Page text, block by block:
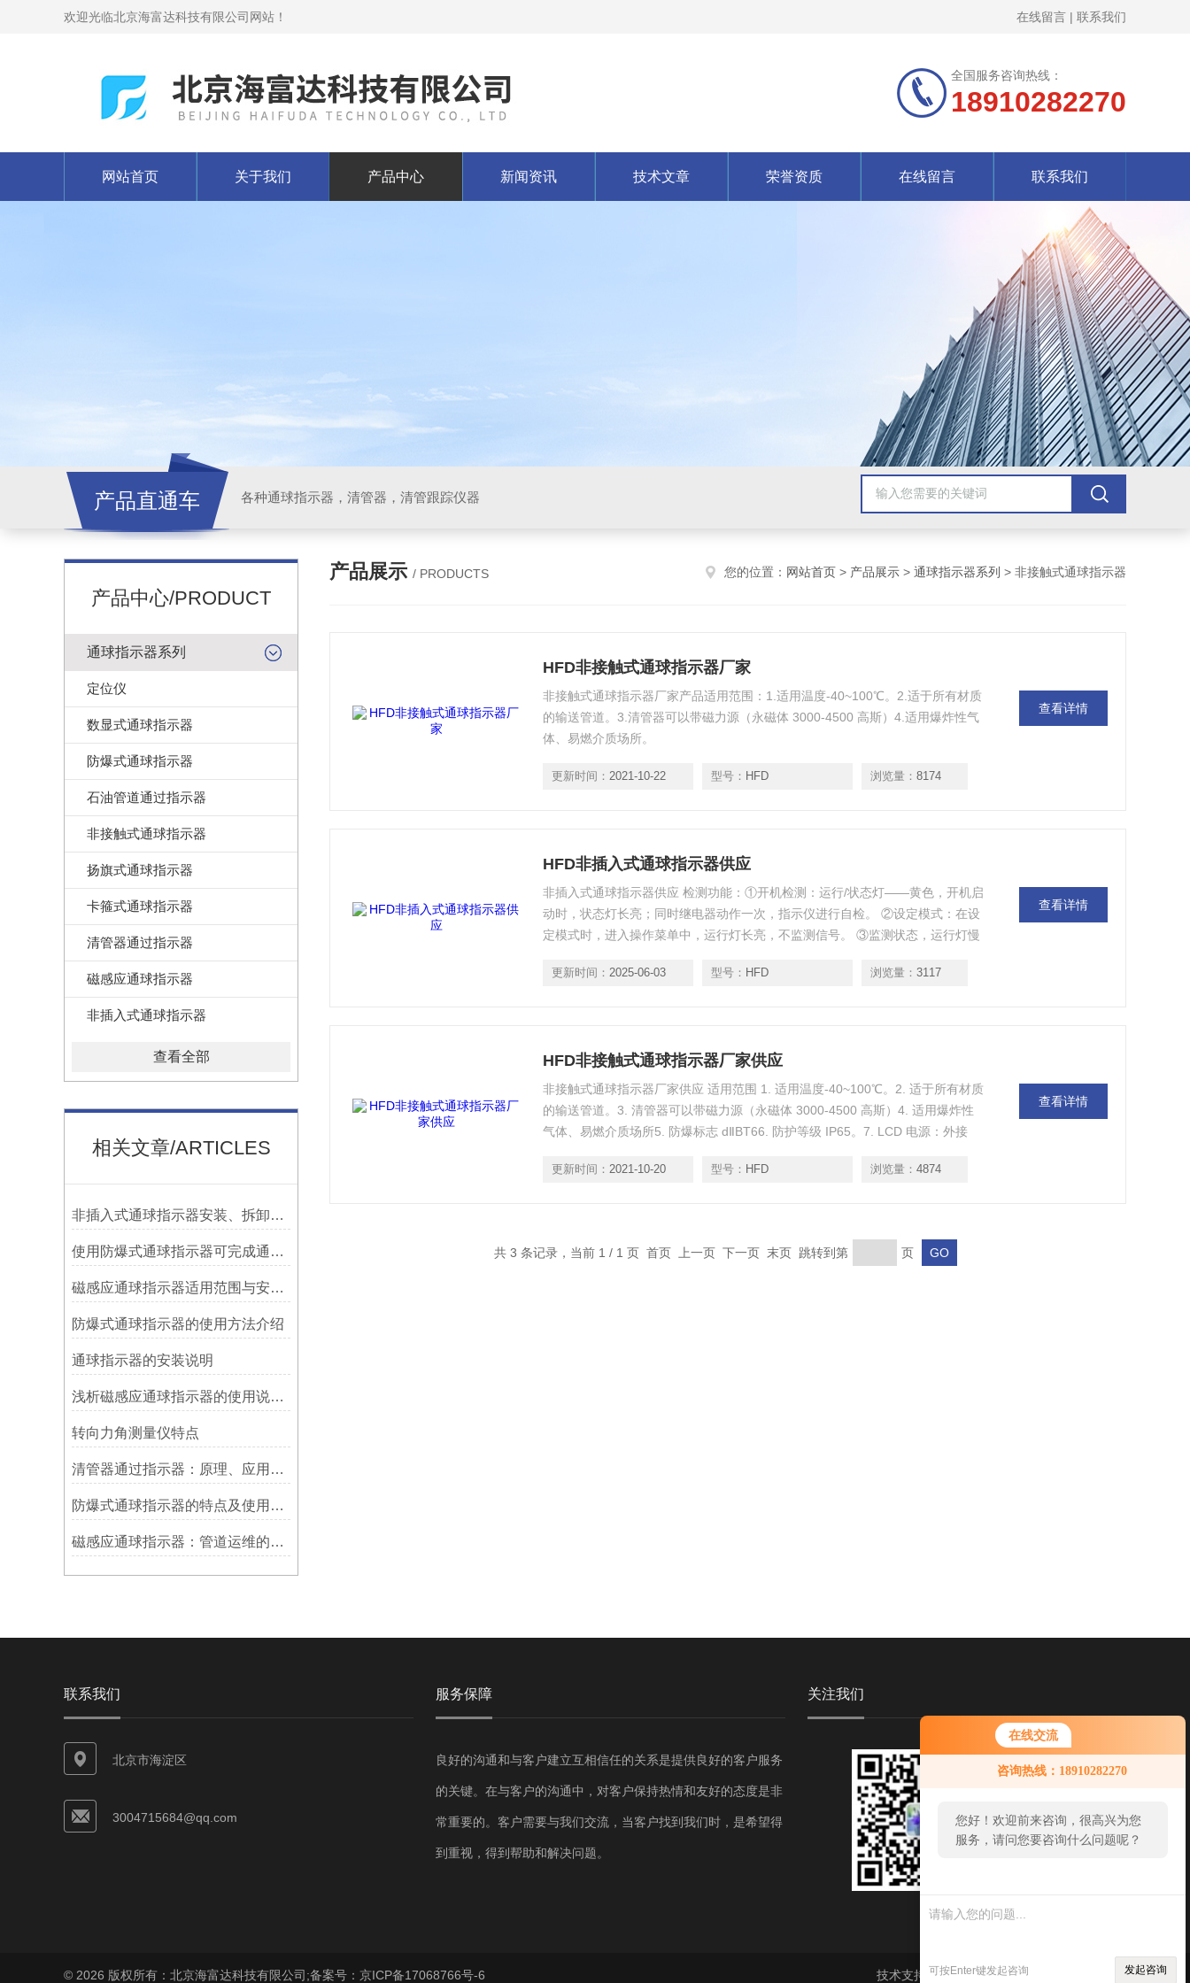
在线交流
咨询热线：18910282270
您好！欢迎前来咨询，很高兴为您
服务，请问您要咨询什么问题呢？
可按Enter键发起咨询 发起咨询
欢迎光临北京海富达科技有限公司网站！ 在线留言 | 联系我们
全国服务咨询热线：
18910282270
网站首页 关于我们 产品中心 新闻资讯 技术文章 荣誉资质 在线留言 联系我们
产品直通车 各种通球指示器，清管器，清管跟踪仪器
产品中心/PRODUCT
通球指示器系列
定位仪
数显式通球指示器
防爆式通球指示器
石油管道通过指示器
非接触式通球指示器
扬旗式通球指示器
卡箍式通球指示器
清管器通过指示器
磁感应通球指示器
非插入式通球指示器
查看全部
相关文章/ARTICLES
非插入式通球指示器安装、拆卸灵活方便
使用防爆式通球指示器可完成通球指示功能
磁感应通球指示器适用范围与安装方法
防爆式通球指示器的使用方法介绍
​通球指示器的安装说明
浅析磁感应通球指示器的使用说明及特点
转向力角测量仪特点
清管器通过指示器：原理、应用与维护
防爆式通球指示器的特点及使用方法
磁感应通球指示器：管道运维的隐形守护者
产品展示 / PRODUCTS 您的位置： 网站首页 > 产品展示 > 通球指示器系列 > 非接触式通球指示器
HFD非接触式通球指示器厂家
非接触式通球指示器厂家产品适用范围：1.适用温度-40~100℃。2.适于所有材质
的输送管道。3.清管器可以带磁力源（永磁体 3000-4500 高斯）4.适用爆炸性气
体、易燃介质场所。
更新时间： 2021-10-22 型号： HFD 浏览量： 8174
查看详情
HFD非插入式通球指示器供应
非插入式通球指示器供应 检测功能：①开机检测：运行/状态灯——黄色，开机启
动时，状态灯长亮；同时继电器动作一次，指示仪进行自检。 ②设定模式：在设
定模式时，进入操作菜单中，运行灯长亮，不监测信号。 ③监测状态，运行灯慢
色，监测到有带磁铁（或发射机）清管器信号通过时，动作信号灯点亮，继电器
更新时间： 2025-06-03 型号： HFD 浏览量： 3117
查看详情
HFD非接触式通球指示器厂家供应
非接触式通球指示器厂家供应 适用范围 1. 适用温度-40~100℃。2. 适于所有材质
的输送管道。3. 清管器可以带磁力源（永磁体 3000-4500 高斯）4. 适用爆炸性
气体、易燃介质场所5. 防爆标志 dⅡBT66. 防护等级 IP65。7. LCD 电源：外接
更新时间： 2021-10-20 型号： HFD 浏览量： 4874
查看详情
共 3 条记录，当前 1 / 1 页 首页 上一页 下一页 末页 跳转到第 页
联系我们
北京市海淀区
3004715684@qq.com
服务保障
良好的沟通和与客户建立互相信任的关系是提供良好的客户服务
的关键。在与客户的沟通中，对客户保持热情和友好的态度是非
常重要的。客户需要与我们交流，当客户找到我们时，是希望得
到重视，得到帮助和解决问题。
关注我们
技术支持：环保在线 sitemap.xml 管理登陆
© 2026 版权所有：北京海富达科技有限公司;备案号：京ICP备17068766号-6